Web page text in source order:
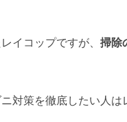
イコップですが、 掃除
対策を徹底したい人は